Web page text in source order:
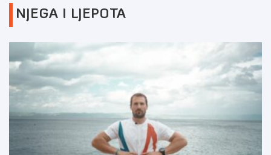
NJEGA I LJEPOTA